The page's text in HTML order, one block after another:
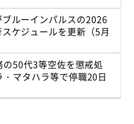
ルーインパルスの2026
ケジュールを更新（5月
の50代3等空佐を懲戒処
マタハラ等で停職20日